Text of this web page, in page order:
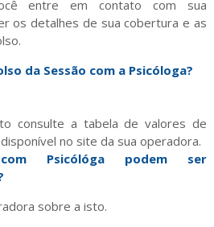
entre em contato com sua
os detalhes de sua cobertura e as
da Sessão com a Psicóloga?
consulte a tabela de valores de
no site da sua operadora.
Psicólóga podem ser
sobre a isto.